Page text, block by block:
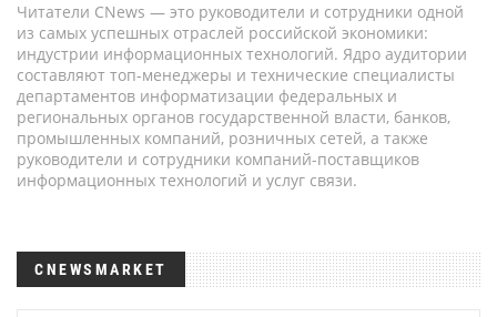
Читатели CNews — это руководители и сотрудники одной
из самых успешных отраслей российской экономики:
индустрии информационных технологий. Ядро аудитории
составляют топ-менеджеры и технические специалисты
департаментов информатизации федеральных и
региональных органов государственной власти, банков,
промышленных компаний, розничных сетей, а также
руководители и сотрудники компаний-поставщиков
информационных технологий и услуг связи.
CNEWSMARKET